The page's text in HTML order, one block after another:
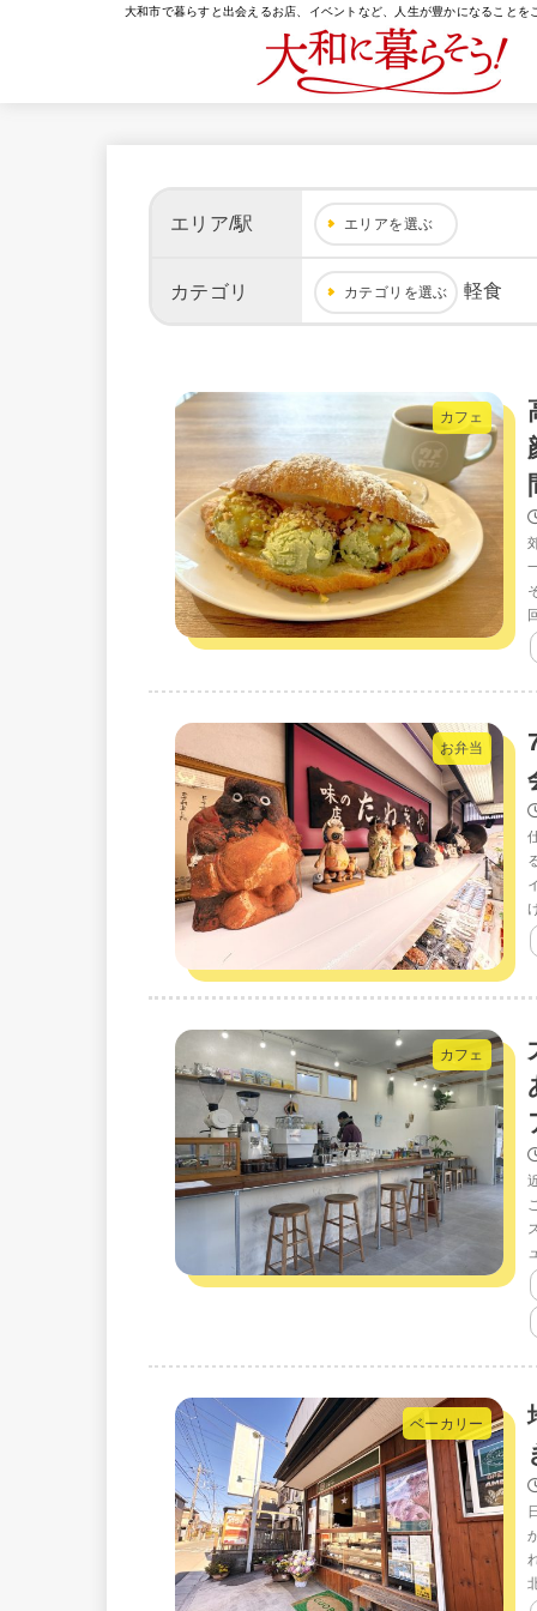
大和市で暮らすと出会えるお店、イベントなど、人生が豊かになることを
エリア/駅 エリアを選ぶ
カテゴリ カテゴリを選ぶ 軽食
カフェ
お弁当
カフェ
ベーカリー